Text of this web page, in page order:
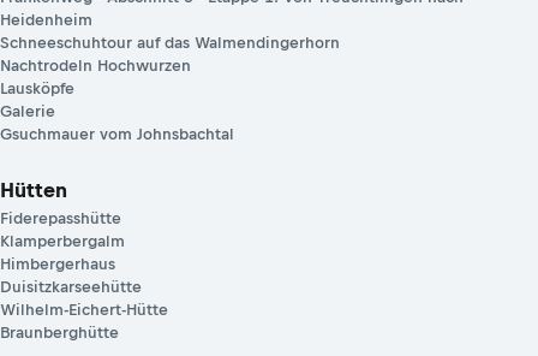
Heidenheim
Schneeschuhtour auf das Walmendingerhorn
Nachtrodeln Hochwurzen
Lausköpfe
Galerie
Gsuchmauer vom Johnsbachtal
Hütten
Fiderepasshütte
Klamperbergalm
Himbergerhaus
Duisitzkarseehütte
Wilhelm-Eichert-Hütte
Braunberghütte